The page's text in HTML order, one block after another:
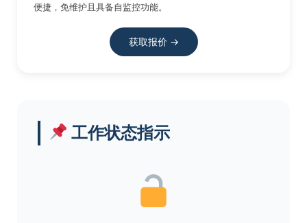
便捷，免维护且具备自监控功能。
获取报价 →
工作状态指示